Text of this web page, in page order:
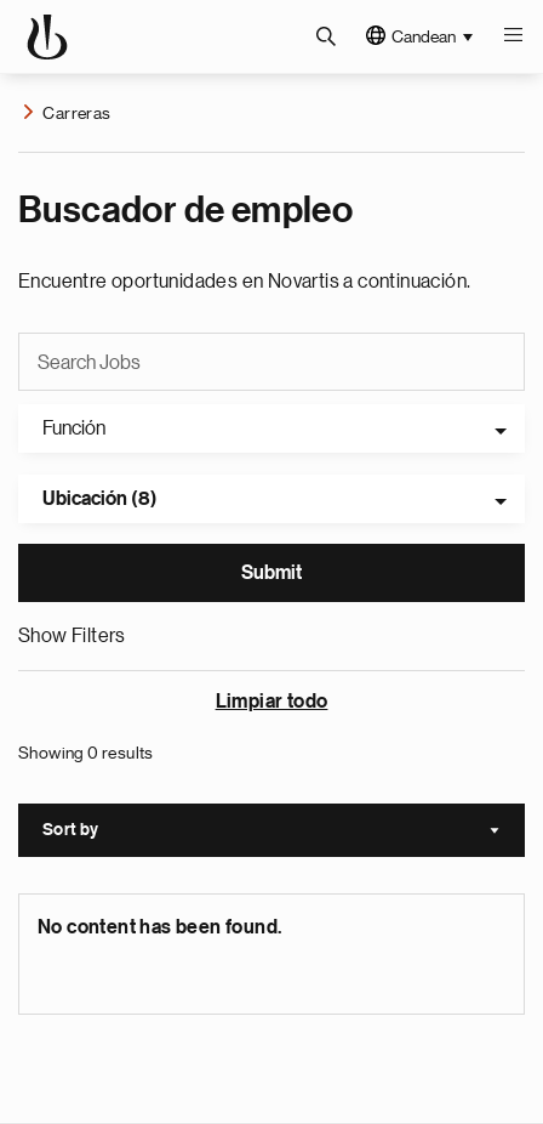
Candean
Carreras
Buscador de empleo
Encuentre oportunidades en Novartis a continuación.
Función
Ubicación (8)
Show Filters
Limpiar todo
Showing 0 results
Sort by Sort
No content has been found.